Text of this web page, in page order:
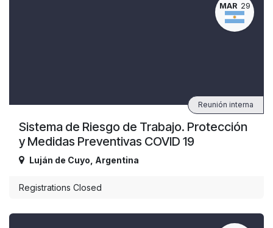
MAR 29
Sistema de Riesgo de Trabajo. Protección
y Medidas Preventivas COVID 19
Reunión interna
Luján de Cuyo Argentina
Registrations Closed